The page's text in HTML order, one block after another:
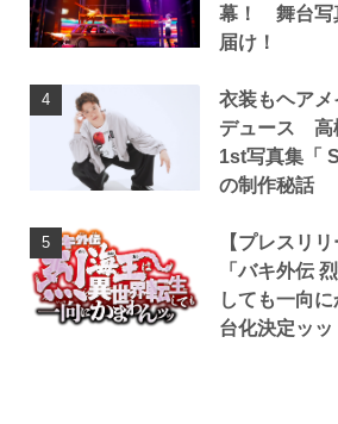
幕！ 舞台写
届け！
衣装もヘア
デュース 高
1st写真集「
の制作秘話
【プレスリ
「バキ外伝
しても一向
台化決定ッッ